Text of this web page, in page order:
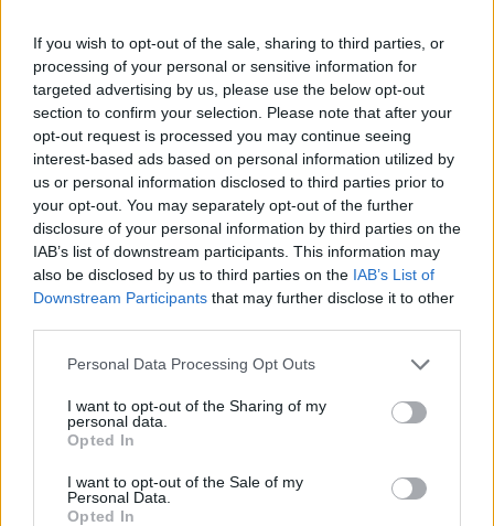
If you wish to opt-out of the sale, sharing to third parties, or
processing of your personal or sensitive information for
targeted advertising by us, please use the below opt-out
section to confirm your selection. Please note that after your
opt-out request is processed you may continue seeing
interest-based ads based on personal information utilized by
us or personal information disclosed to third parties prior to
your opt-out. You may separately opt-out of the further
disclosure of your personal information by third parties on the
IAB’s list of downstream participants. This information may
also be disclosed by us to third parties on the IAB’s List of
Downstream Participants that may further disclose it to other
Personal Data Processing Opt Outs
I want to opt-out of the Sharing of my
personal data.
Opted In
I want to opt-out of the Sale of my
Personal Data.
Opted In
Backofen Lachs mit Parmesankruste
Leicht
Lachs mit Kartoffelpüree
Leicht
Lachsfilet mit Krensauce
Leicht
Leicht
Lachs in Apfel-Honig-Sauce mit
Leicht